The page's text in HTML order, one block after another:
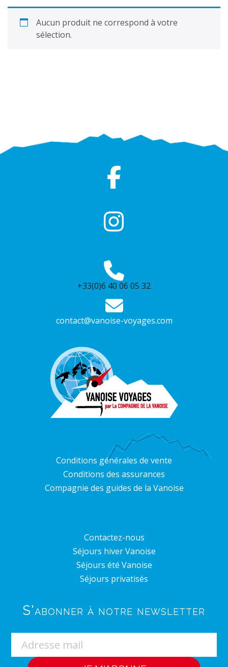
Aucun produit ne correspond à votre
sélection.
+33(0)6 40 06 05 32
contact@vanoise-voyages.com
Conditions générales de vente
Conditions des assurances
Compagnie des guides de la Vanoise
Contactez-nous
Séjours hiver Vanoise
Séjours été Vanoise
Séjours privatisés
S'abonner à notre newsletter